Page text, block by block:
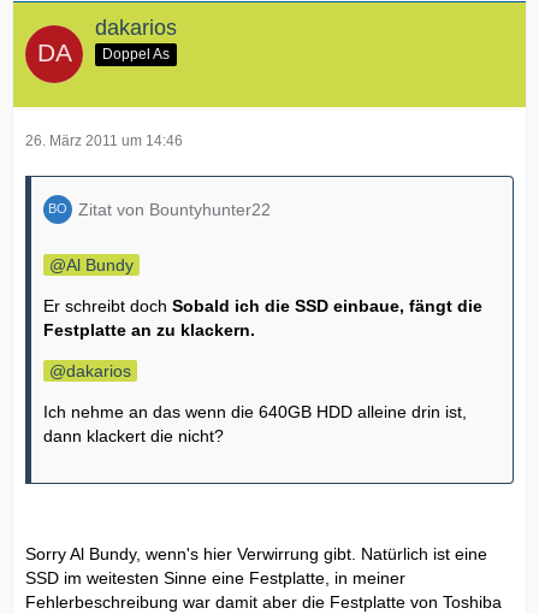
dakarios
Doppel As
26. März 2011 um 14:46
Zitat von Bountyhunter22
Al Bundy
Er schreibt doch Sobald ich die SSD einbaue, fängt die
Festplatte an zu klackern.
dakarios
Ich nehme an das wenn die 640GB HDD alleine drin ist,
dann klackert die nicht?
Sorry Al Bundy, wenn's hier Verwirrung gibt. Natürlich ist eine
SSD im weitesten Sinne eine Festplatte, in meiner
Fehlerbeschreibung war damit aber die Festplatte von Toshiba